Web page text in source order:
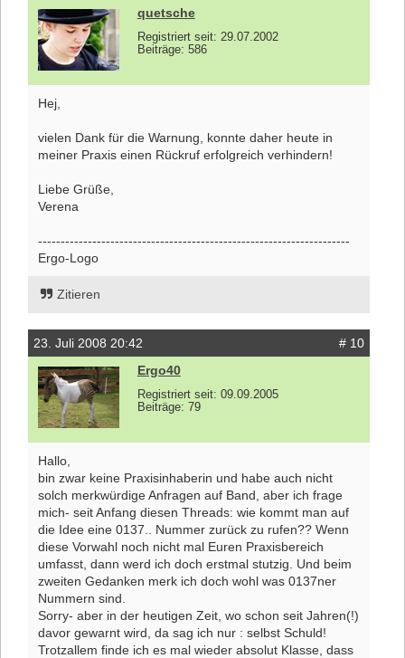
quetsche
Registriert seit: 29.07.2002
Beiträge: 586
Hej,
vielen Dank für die Warnung, konnte daher heute in
meiner Praxis einen Rückruf erfolgreich verhindern!
Liebe Grüße,
Verena
---------------------------------------------------------------------
Ergo-Logo
Zitieren
23. Juli 2008 20:42
# 10
Ergo40
Registriert seit: 09.09.2005
Beiträge: 79
Hallo,
bin zwar keine Praxisinhaberin und habe auch nicht
solch merkwürdige Anfragen auf Band, aber ich frage
mich- seit Anfang diesen Threads: wie kommt man auf
die Idee eine 0137.. Nummer zurück zu rufen?? Wenn
diese Vorwahl noch nicht mal Euren Praxisbereich
umfasst, dann werd ich doch erstmal stutzig. Und beim
zweiten Gedanken merk ich doch wohl was 0137ner
Nummern sind.
Sorry- aber in der heutigen Zeit, wo schon seit Jahren(!)
davor gewarnt wird, da sag ich nur : selbst Schuld!
Trotzallem finde ich es mal wieder absolut Klasse, dass